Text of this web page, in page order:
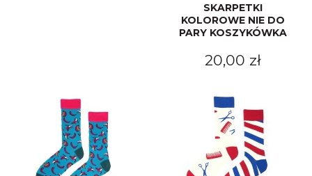
SKARPETKI
KOLOROWE NIE DO
PARY KOSZYKÓWKA
20,00 zł